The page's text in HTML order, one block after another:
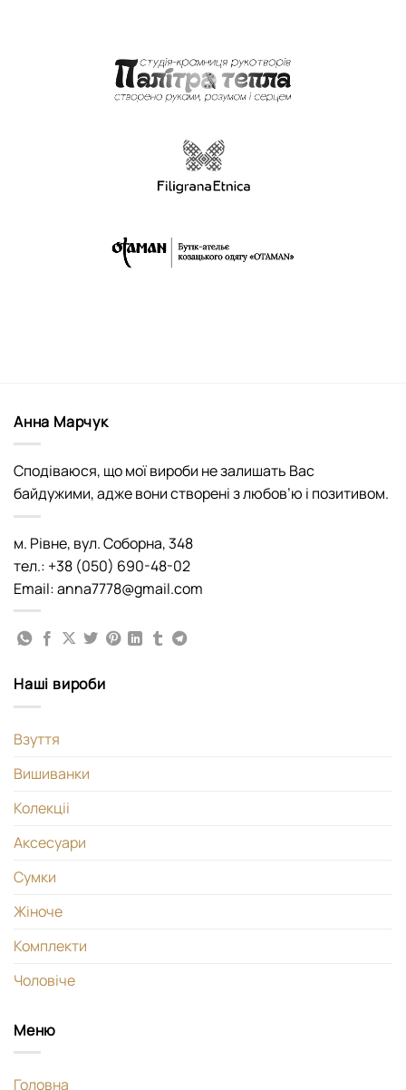
Анна Марчук
Сподіваюся, що мої вироби не залишать Вас
байдужими, адже вони створені з любов’ю і позитивом.
м. Рівне, вул. Соборна, 348
тел.: +38 (050) 690-48-02
Email: anna7778@gmail.com
Наші вироби
Взуття
Вишиванки
Колекціі
Аксесуари
Сумки
Жіноче
Комплекти
Чоловіче
Меню
Головна